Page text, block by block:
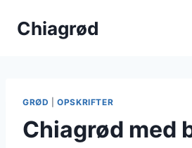
Chiagrød
GRØD |OPSKRIFTER
Chiagrød med